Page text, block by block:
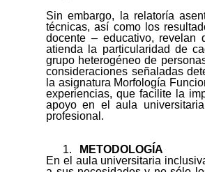
Sin embargo, la relatoría
técnicas, así como los
docente – educativo,
atienda la particularidad de
grupo heterogéneo de
consideraciones señaladas
la asignatura Morfología
experiencias, que facilite la
apoyo en el aula
profesional.
METODOLOGÍA
En el aula universitaria